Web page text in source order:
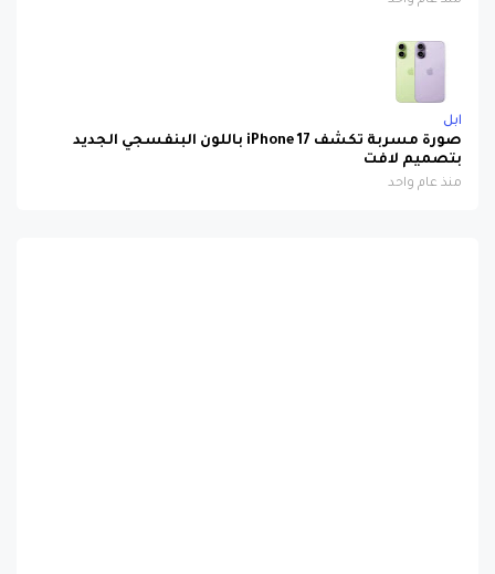
ابل
صورة مسربة تكشف iPhone 17 باللون البنفسجي الجديد
بتصميم لافت
منذ عام واحد